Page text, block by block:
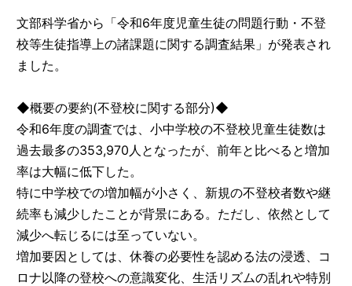
文部科学省から「令和6年度児童生徒の問題行動・不登
校等生徒指導上の諸課題に関する調査結果」が発表され
ました。
◆概要の要約(不登校に関する部分)◆
令和6年度の調査では、小中学校の不登校児童生徒数は
過去最多の353,970人となったが、前年と比べると増加
率は大幅に低下した。
特に中学校での増加幅が小さく、新規の不登校者数や継
続率も減少したことが背景にある。ただし、依然として
減少へ転じるには至っていない。
増加要因としては、休養の必要性を認める法の浸透、コ
ロナ以降の登校への意識変化、生活リズムの乱れや特別